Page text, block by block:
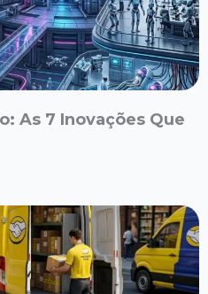
As 7 Inovações Que